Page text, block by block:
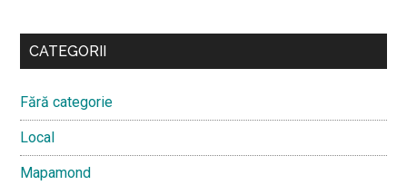
CATEGORII
Fără categorie
Local
Mapamond